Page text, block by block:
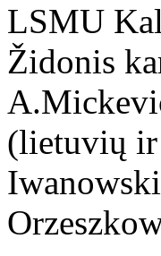
LSMU
Židonis
(lietuvių ir